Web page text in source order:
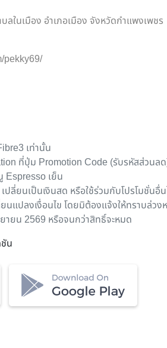
ในเมือง อำเภอเมือง จังหวัดกำแพงเพชร
pekky69/
เท่านั้น
ที่ปุ่ม Promotion Code (รับรหัสส่วนล
Espresso เย็น
ลี่ยนเป็นเงินสด หรือใช้ร่วมกับโปรโมชั่นอื่
แปลงเงื่อนไข โดยมิต้องแจ้งให้ทราบล่วง
ายน 2569 หรือจนกว่าสิทธิ์จะหมด
น